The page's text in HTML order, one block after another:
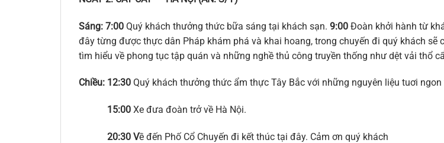
Sáng: 7:00 Quý khách thưởng thức bữa sáng tại khách sạn. 9:00 Đoàn khởi hành từ
đây từng được thực dân Pháp khám phá và khai hoang, trong chuyến đi quý khách
tìm hiểu về phong tục tập quán và những nghề thủ công truyền thống như dệt vải thổ
Chiều: 12:30 Quý khách thưởng thức ẩm thực Tây Bắc với những nguyên liệu tuơi
15:00 Xe đưa đoàn trở về Hà Nội.
20:30 Về đến Phố Cổ Chuyến đi kết thúc tại đây. Cảm ơn quý khách